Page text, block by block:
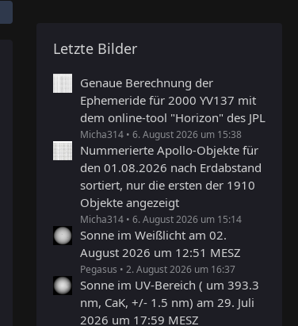
Letzte Bilder
Genaue Berechnung der
Ephemeride für 2000 YV137 mit
dem online-tool "Horizon" des JPL
Micha314 6. August 2026 um 15:38
Nummerierte Apollo-Objekte für
den 01.08.2026 nach Erdabstand
sortiert, nur die ersten der 1910
Objekte angezeigt
Micha314 6. August 2026 um 15:14
Sonne im Weißlicht am 02.
August 2026 um 12:51 MESZ
Pegasus 2. August 2026 um 16:37
Sonne im UV-Bereich ( um 393.3
nm, CaK, +/- 1.5 nm) am 29. Juli
2026 um 17:59 MESZ